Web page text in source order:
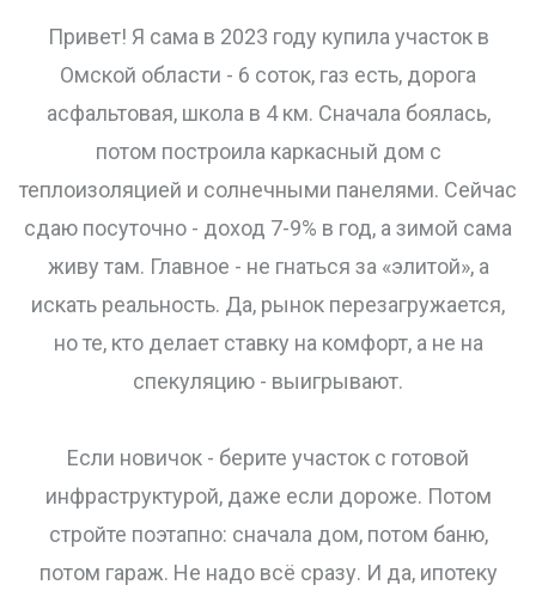
Привет! Я сама в 2023 году купила участок в
Омской области - 6 соток, газ есть, дорога
асфальтовая, школа в 4 км. Сначала боялась,
потом построила каркасный дом с
теплоизоляцией и солнечными панелями. Сейчас
сдаю посуточно - доход 7-9% в год, а зимой сама
живу там. Главное - не гнаться за «элитой», а
искать реальность. Да, рынок перезагружается,
но те, кто делает ставку на комфорт, а не на
спекуляцию - выигрывают.
Если новичок - берите участок с готовой
инфраструктурой, даже если дороже. Потом
стройте поэтапно: сначала дом, потом баню,
потом гараж. Не надо всё сразу. И да, ипотеку